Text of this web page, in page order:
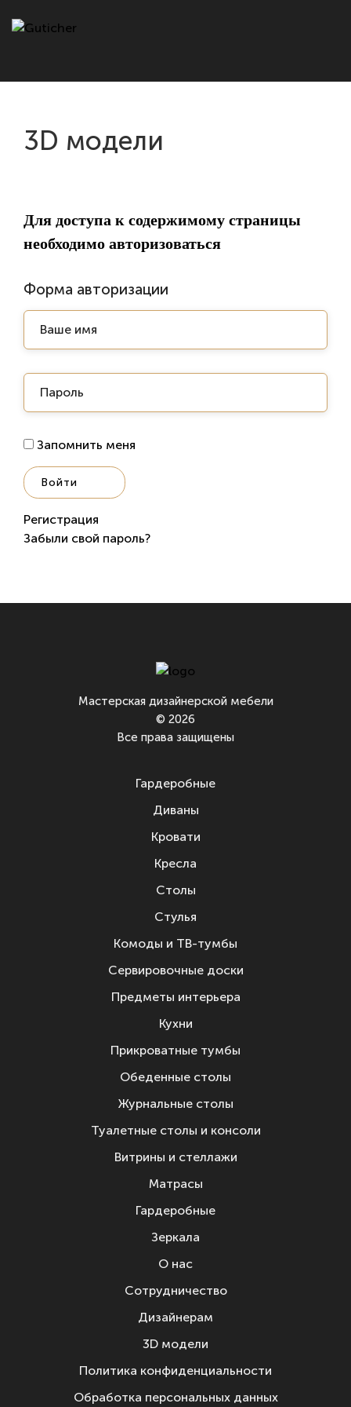
3D модели
Для доступа к содержимому страницы
необходимо авторизоваться
Форма авторизации
Запомнить меня
Регистрация
Забыли свой пароль?
Мастерская дизайнерской мебели
© 2026
Все права защищены
Гардеробные
Диваны
Кровати
Кресла
Столы
Стулья
Комоды и ТВ-тумбы
Сервировочные доски
Предметы интерьера
Кухни
Прикроватные тумбы
Обеденные столы
Журнальные столы
Туалетные столы и консоли
Витрины и стеллажи
Матрасы
Гардеробные
Зеркала
О нас
Сотрудничество
Дизайнерам
3D модели
Политика конфиденциальности
Обработка персональных данных